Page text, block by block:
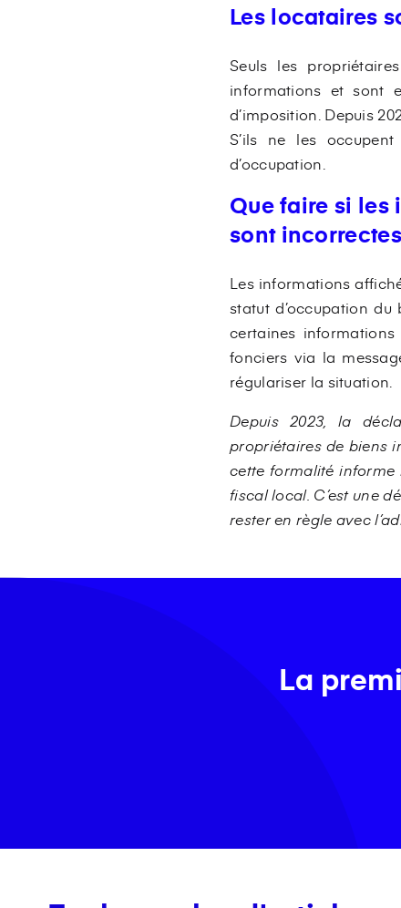
Les locataires
Seuls les
informations et sont
d’imposition. Depuis
S’ils ne les
d’occupation.
Que faire si
sont
Les informations
statut d’occupation du
certaines
fonciers via la
régulariser la situation.
Depuis 2023, la
propriétaires de biens
cette formalité informe
fiscal local. C’est une
rester en règle avec
La